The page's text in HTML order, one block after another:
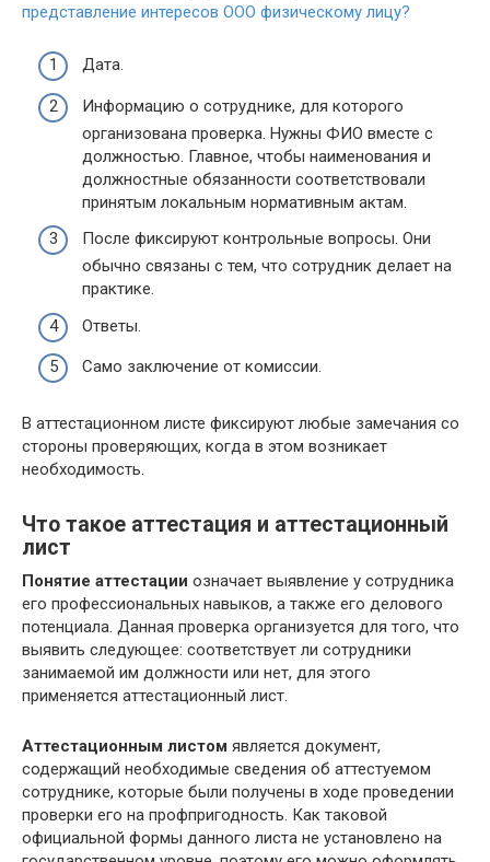
представление интересов ООО физическому лицу?
Дата.
Информацию о сотруднике, для которого
организована проверка. Нужны ФИО вместе с
должностью. Главное, чтобы наименования и
должностные обязанности соответствовали
принятым локальным нормативным актам.
После фиксируют контрольные вопросы. Они
обычно связаны с тем, что сотрудник делает на
практике.
Ответы.
Само заключение от комиссии.
В аттестационном листе фиксируют любые замечания со
стороны проверяющих, когда в этом возникает
необходимость.
Что такое аттестация и аттестационный
лист
Понятие аттестации означает выявление у сотрудника
его профессиональных навыков, а также его делового
потенциала. Данная проверка организуется для того, что
выявить следующее: соответствует ли сотрудники
занимаемой им должности или нет, для этого
применяется аттестационный лист.
Аттестационным листом является документ,
содержащий необходимые сведения об аттестуемом
сотруднике, которые были получены в ходе проведении
проверки его на профпригодность. Как таковой
официальной формы данного листа не установлено на